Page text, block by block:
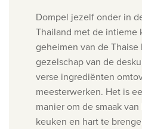
Dompel jezelf onder in
Thailand met de intieme
geheimen van de Thaise
gezelschap van de
verse ingrediënten
meesterwerken. Het is
manier om de smaak
keuken en hart te